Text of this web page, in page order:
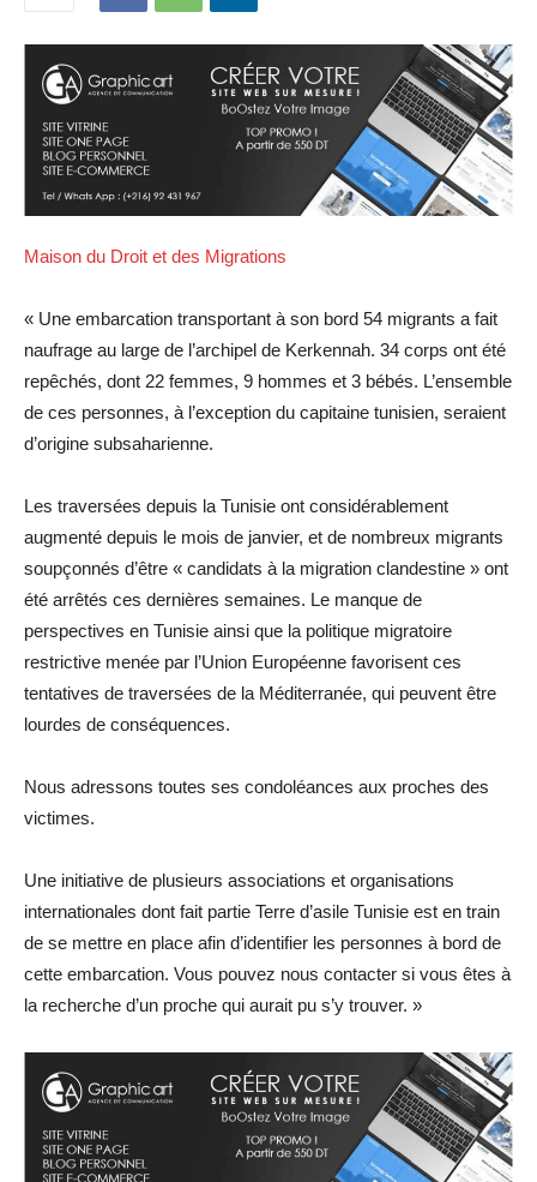
Maison du Droit et des Migrations
« Une embarcation transportant à son bord 54 migrants a fait
naufrage au large de l’archipel de Kerkennah. 34 corps ont été
repêchés, dont 22 femmes, 9 hommes et 3 bébés. L’ensemble
de ces personnes, à l’exception du capitaine tunisien, seraient
d’origine subsaharienne.
Les traversées depuis la Tunisie ont considérablement
augmenté depuis le mois de janvier, et de nombreux migrants
soupçonnés d’être « candidats à la migration clandestine » ont
été arrêtés ces dernières semaines. Le manque de
perspectives en Tunisie ainsi que la politique migratoire
restrictive menée par l’Union Européenne favorisent ces
tentatives de traversées de la Méditerranée, qui peuvent être
lourdes de conséquences.
Nous adressons toutes ses condoléances aux proches des
victimes.
Une initiative de plusieurs associations et organisations
internationales dont fait partie Terre d’asile Tunisie est en train
de se mettre en place afin d’identifier les personnes à bord de
cette embarcation. Vous pouvez nous contacter si vous êtes à
la recherche d’un proche qui aurait pu s’y trouver. »